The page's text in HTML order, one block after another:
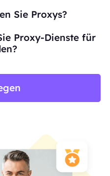
Sie Proxys?
Proxy-Dienste für